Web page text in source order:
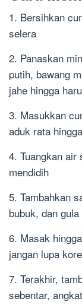
1. Bersihkan
selera
2. Panaskan
putih, bawang
jahe hingga
3. Masukkan
aduk rata
4. Tuangkan air
mendidih
5. Tambahkan
bubuk, dan
6. Masak
jangan lupa
7. Terakhir,
sebentar,